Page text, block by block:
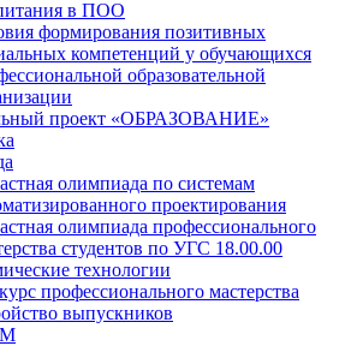
в ПОО
формирования позитивных
компетенций у обучающихся
образовательной
проект «ОБРАЗОВАНИЕ»
олимпиада по системам
проектирования
олимпиада профессионального
студентов по УГС 18.00.00
технологии
профессионального мастерства
выпускников